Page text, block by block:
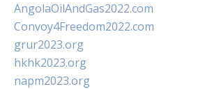
AngolaOilAndGas2022.com
Convoy4Freedom2022.com
grur2023.org
hkhk2023.org
napm2023.org